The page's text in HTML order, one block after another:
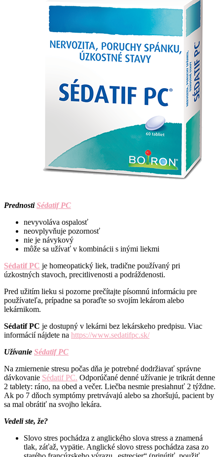
PrednostiSédatif PC
nevyvoláva ospalosť
neovplyvňuje pozornosť
nie je návykový
môže sa užívať v kombinácii s inými liekmi
Sédatif PC je homeopatický liek, tradične používaný pri
úzkostných stavoch, precitlivenosti a podráždenosti.
Pred užitím lieku si pozorne prečítajte písomnú informáciu pre
používateľa, prípadne sa poraďte so svojím lekárom alebo
lekárnikom.
Sédatif PC je dostupný v lekárni bez lekárskeho predpisu. Viac
informácií nájdete na https://www.sedatifpc.sk/
Užívanie Sédatif PC
Na zmiernenie stresu počas dňa je potrebné dodržiavať správne
dávkovanie Sédatif PC. Odporúčané denné užívanie je trikrát denne
2 tablety: ráno, na obed a večer. Liečba nesmie presiahnuť 2 týždne.
Ak po 7 dňoch symptómy pretrvávajú alebo sa zhoršujú, pacient by
sa mal obrátiť na svojho lekára.
Vedeli ste, že?
Slovo stres pochádza z anglického slova stress a znamená
tlak, záťaž, vypätie. Anglické slovo stress pochádza zasa zo